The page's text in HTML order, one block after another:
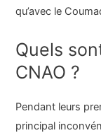
qu’avec le
Quels
CNAO ?
Pendant leurs
principal